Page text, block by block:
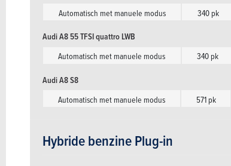
Automatisch met manuele modus 340 pk
Audi A8 55 TFSI quattro LWB
Automatisch met manuele modus 340 pk
Audi A8 S8
Automatisch met manuele modus 571 pk
Hybride benzine Plug-in